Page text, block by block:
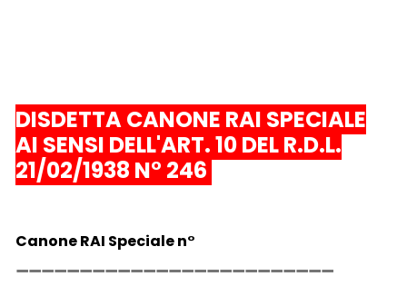
DISDETTA CANONE RAI SPECIALE
AI SENSI DELL'ART. 10 DEL R.D.L.
21/02/1938 N° 246
Canone RAI Speciale n°